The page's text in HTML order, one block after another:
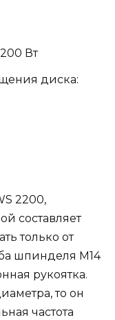
Вт
диска:
2200,
составляет
только от
шпинделя М14
рукоятка.
то он
частота